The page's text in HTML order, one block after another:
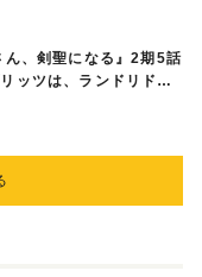
、剣聖になる』2期5話
ッツは、ランドリドに